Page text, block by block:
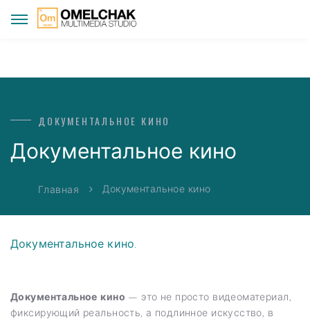
ДОКУМЕНТАЛЬНОЕ КИНО
Документальное кино
Главная Документальное кино
Документальное кино.
Документальное кино — это не просто видеоматериал,
фиксирующий реальность, а подлинное искусство, в